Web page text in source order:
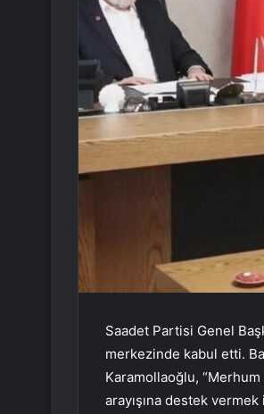
Saadet Partisi Genel
merkezinde kabul etti. B
Karamollaoğlu,
arayışına destek